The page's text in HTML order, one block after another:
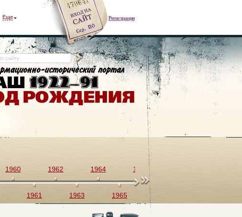
Регистрация
Еще
1960
1961
1962
1963
1964
1965
1966